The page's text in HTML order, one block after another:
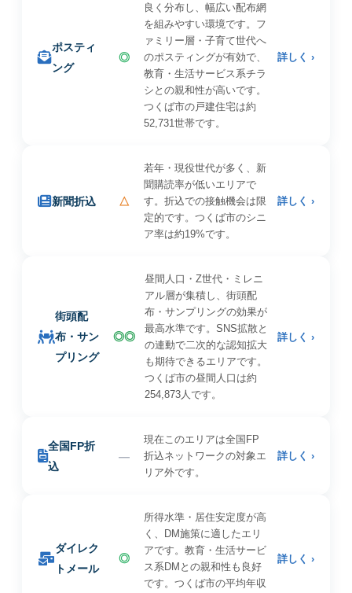
ポスティ
ング
◎
良く分布し、幅広い配布網
を組みやすい環境です。フ
ァミリー層・子育て世代へ
のポスティングが有効で、
教育・生活サービス系チラ
シとの親和性が高いです。
つくば市の戸建住宅は約
52,731世帯です。
詳しく ›
新聞折込 △
若年・現役世代が多く、新
聞購読率が低いエリアで
す。折込での接触機会は限
定的です。つくば市のシニ
ア率は約19%です。
詳しく ›
街頭配
布・サン
プリング
◎◎
昼間人口・Z世代・ミレニ
アル層が集積し、街頭配
布・サンプリングの効果が
最高水準です。SNS拡散と
の連動で二次的な認知拡大
も期待できるエリアです。
つくば市の昼間人口は約
254,873人です。
詳しく ›
全国FP折
込
—
現在このエリアは全国FP
折込ネットワークの対象エ
リア外です。
詳しく ›
ダイレク
トメール
◎
所得水準・居住安定度が高
く、DM施策に適したエリ
アです。教育・生活サービ
ス系DMとの親和性も良好
です。つくば市の平均年収
詳しく ›